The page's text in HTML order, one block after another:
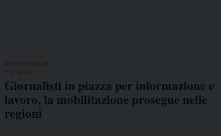
MANIFESTAZIONI
Giornalisti in piazza per informazione e
lavoro, la mobilitazione prosegue nelle
regioni